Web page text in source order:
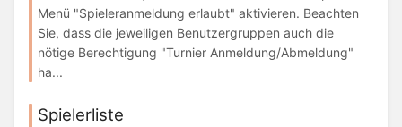
Menü "Spieleranmeldung erlaubt" aktivieren. Beachten
Sie, dass die jeweiligen Benutzergruppen auch die
nötige Berechtigung "Turnier Anmeldung/Abmeldung"
ha...
Spielerliste